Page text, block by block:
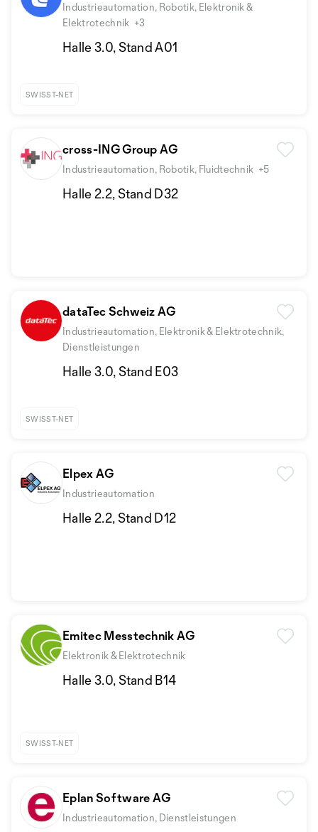
Industrieautomation, Robotik, Elektronik &
Elektrotechnik +3
Halle 3.0, Stand A01
SWISST-NET
cross-ING Group AG
Industrieautomation, Robotik, Fluidtechnik +5
Halle 2.2, Stand D32
dataTec Schweiz AG
Industrieautomation, Elektronik & Elektrotechnik,
Dienstleistungen
Halle 3.0, Stand E03
SWISST-NET
Elpex AG
Industrieautomation
Halle 2.2, Stand D12
Emitec Messtechnik AG
Elektronik & Elektrotechnik
Halle 3.0, Stand B14
SWISST-NET
Eplan Software AG
Industrieautomation, Dienstleistungen